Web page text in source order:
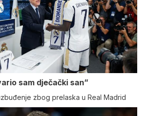
sam dječački san”
zbog prelaska u Real Madrid